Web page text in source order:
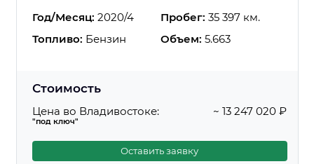
Год/Месяц: 2020/4 Пробег: 35 397 км.
Топливо: Бензин Объем: 5.663
Стоимость
Цена во Владивостоке:
"под ключ"
~ 13 247 020 ₽
Оставить заявку